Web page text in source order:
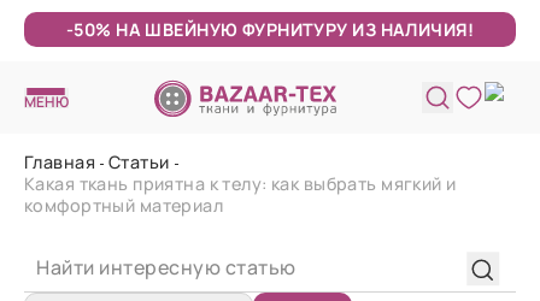
-50% НА ШВЕЙНУЮ ФУРНИТУРУ ИЗ НАЛИЧИЯ!
МЕНЮ
Главная
Статьи
Какая ткань приятна к телу: как выбрать мягкий и
комфортный материал